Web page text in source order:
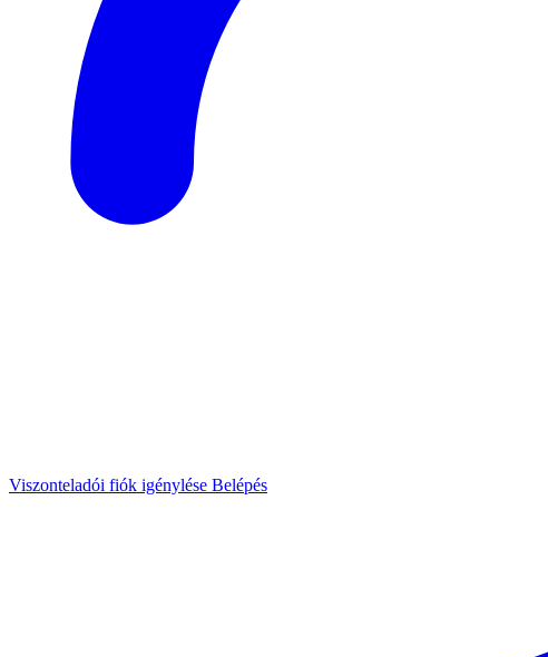
Viszonteladói fiók igénylése Belépés